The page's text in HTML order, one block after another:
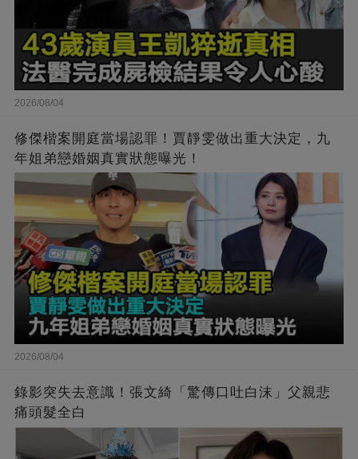
2026/08/04
修傑楷案開庭當場認罪！賈靜雯做出重大決定，九
年姐弟戀婚姻真實狀態曝光！
2026/08/04
錄影突失去意識！張文綺「驚傳口吐白沫」父親悲
痛頭髮全白